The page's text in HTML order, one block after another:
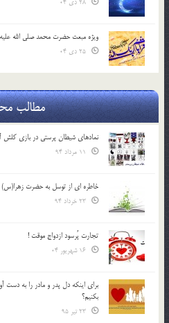
ویژه مبعث حضرت محمد صلی الله
مطالب
نمادهای شیطان پرستی در بازی کلش
خاطره ای از توسل به حضرت زهرا(س)
تجارت پُرسود ازدواج موقت !
براي اينكه دل پدر و مادر را به دست
بكنيم؟